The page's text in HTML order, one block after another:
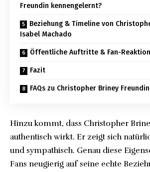
Freundin kennengelernt?
Beziehung & Timeline von
Isabel Machado
Öffentliche Auftritte & Fan-
Fazit
FAQs zu Christopher Briney Freundin
Hinzu kommt, dass Christopher
authentisch wirkt. Er zeigt sich
und sympathisch. Genau diese
Fans neugierig auf seine echte